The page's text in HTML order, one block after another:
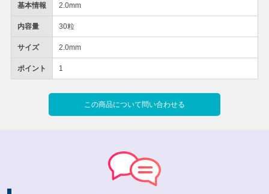
基本情報 2.0mm
内容量 30粒
サイズ 2.0mm
ポイント 1
この商品について問い合わせる